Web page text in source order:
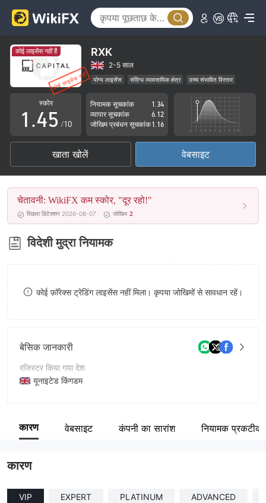
कोई लाइसेंस नहीं हैं RXK
2-5 साल
योग्य लाइसेंस संदिग्ध व्यावसायिक क्षेत्र उच्च संभावित विस्तार
स्कोर
0
1
2
3
4
5
6
7
8
.
0
1
2
3
4
5
6
7
8
9
1
2
3
4
5
6
7
8
9
/10
नियामक सूचकांक
1.34
व्यापार सूचकांक
6.12
जोखिम प्रबंधन सूचकांक1.16
खाता खोलें वेबसाइट
चेतावनी: WikiFX कम स्कोर, "दूर रहो!"
पिछला डिटेक्शन 2026-08-07 जोखिम 2
विदेशी मुद्रा नियामक
कोई फ़ॉरेक्स ट्रेडिंग लाइसेंस नहीं मिला। कृपया जोखिमों से सावधान रहें।
बेसिक जानकारी
रजिस्टर किया गया देश
यूनाइटेड किंगडम
कंपनी का नाम
कारण वेबसाइट कंपनी का सारांश नियामक
कारण
VIP EXPERT PLATINUM ADVANCED